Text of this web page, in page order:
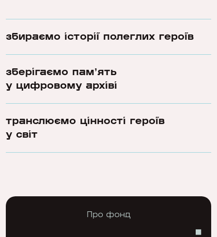
збираємо історії полеглих героїв
зберігаємо памʼять
у цифровому архіві
транслюємо цінності героїв
у світ
Про фонд